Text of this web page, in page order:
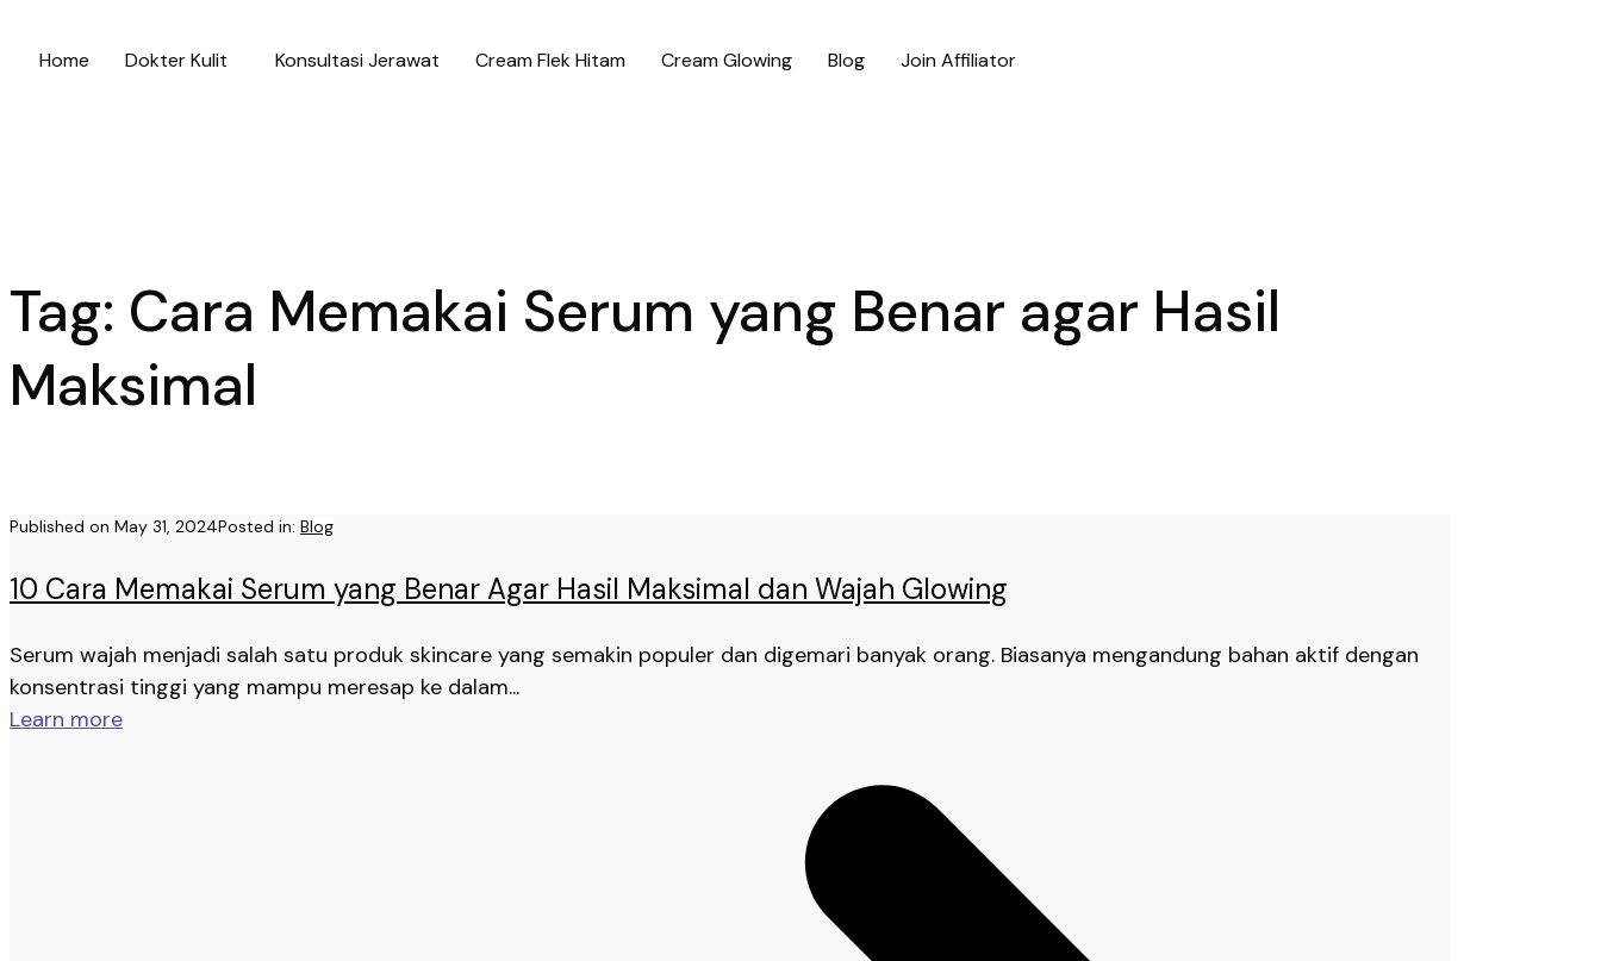
Home Dokter Kulit Konsultasi Jerawat Cream Flek Hitam Cream Glowing Blog Join Affiliator
Tag: Cara Memakai Serum yang Benar agar Hasil
Maksimal
Published on May 31, 2024Posted in: Blog
10 Cara Memakai Serum yang Benar Agar Hasil Maksimal dan Wajah Glowing
Serum wajah menjadi salah satu produk skincare yang semakin populer dan digemari banyak orang. Biasanya mengandung bahan aktif dengan
konsentrasi tinggi yang mampu meresap ke dalam...
Learn more